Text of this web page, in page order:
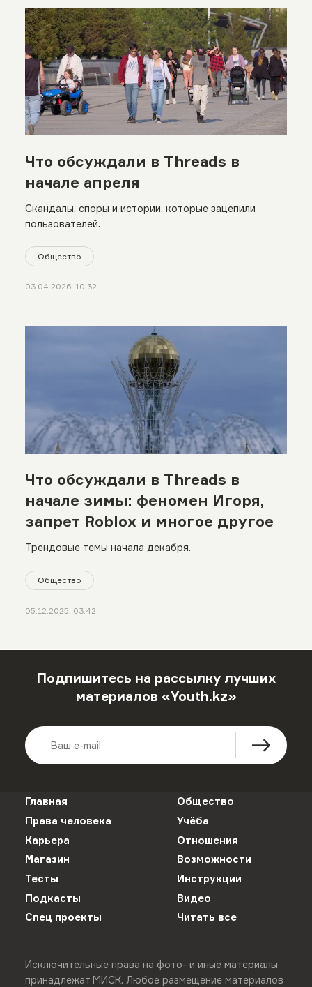
Что обсуждали в Threads в
начале апреля
Скандалы, споры и истории, которые зацепили
пользователей.
Общество
03.04.2026, 10:32
Что обсуждали в Threads в
начале зимы: феномен Игоря,
запрет Roblox и многое другое
Трендовые темы начала декабря.
Общество
05.12.2025, 03:42
Подпишитесь на рассылку лучших
материалов «Youth.kz»
Главная
Общество
Права человека
Учёба
Карьера
Отношения
Магазин
Возможности
Тесты
Инструкции
Подкасты
Видео
Спец проекты
Читать все
Исключительные права на фото- и иные материалы
принадлежат МИСК. Любое размещение материалов